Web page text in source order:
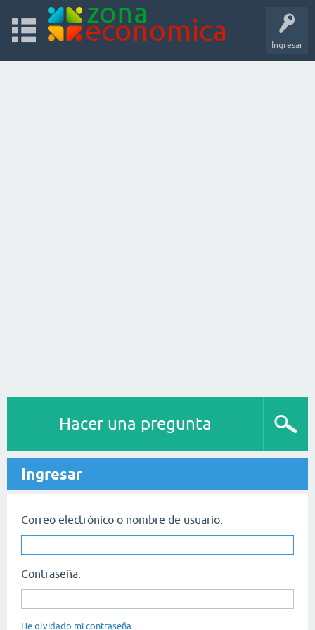
Ingresar
Hacer una pregunta
Ingresar
Correo electrónico o nombre de usuario:
Contraseña:
He olvidado mi contraseña